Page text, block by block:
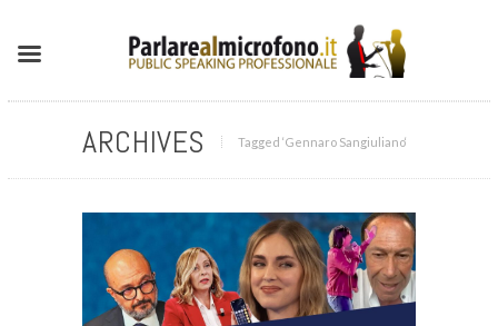
ARCHIVES Tagged ‘Gennaro Sangiuliano‘